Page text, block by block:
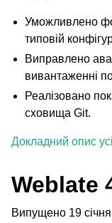
Уможливлено
типовій
Виправлено
вивантаженні
Реалізовано
сховища Git.
Докладний опис
Weblate
Випущено 19